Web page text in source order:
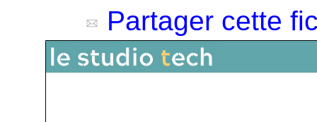
Partager cette